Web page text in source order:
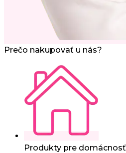
Prečo nakupovať u nás?
Produkty pre domácnosť